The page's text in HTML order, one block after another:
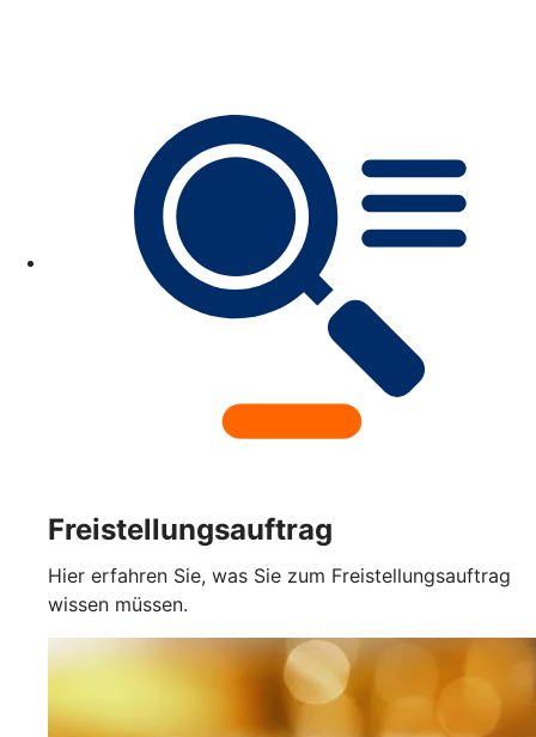
Freistellungsauftrag
Hier erfahren Sie, was Sie zum Freistellungsauftrag
wissen müssen.